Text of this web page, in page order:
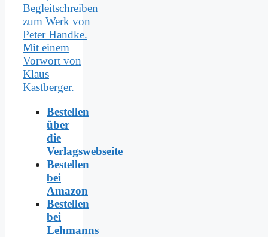
Bestellen
über
die
Verlagswebseite
Bestellen
bei
Amazon
Bestellen
bei
Lehmanns